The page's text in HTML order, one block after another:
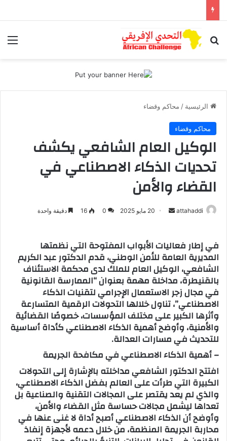
بحث عن
الرئيسية / محاكم وقضاء
محاكم وقضاء
الوكيل العام الشافعي يكشف
تحديات الذكاء الاصطناعي في
القضاء والأمن
attahaddi
ل
ب
ر
ي
د
ا
إ
ل
ت
ر
و
ي
ا
20 مايو 2025 0
16 دقيقة واحدة
في إطار فعاليات الأبواب المفتوحة التي نظمتها
المديرية العامة للأمن الوطني، قدم الدكتور عبد الكريم
الشافعي، الوكيل العام للملك لدى محكمة الاستئناف
بالقنيطرة، مداخلة مهمة بعنوان “الممارسة القانونية
في مجال زجر الاستعمال الإجرامي لتقنيات الذكاء
الاصطناعي”، تناول خلالها التحولات الرقمية المتسارعة
وأثرها الكبير على مختلف المؤسسات، خصوصًا القضائية
والأمنية، وأوضح أهمية الذكاء الاصطناعي كأداة أساسية
للتحديث في مسارات العدالة.
– أهمية الذكاء الاصطناعي في مكافحة الجريمة
افتتح الدكتور الشافعي مداخلته بالإشارة إلى التحولات
الكبيرة التي طرأت على العالم بفضل الذكاء الاصطناعي،
والذي لم يعد يقتصر على المجالات التقنية والصناعية بل
تعداها ليشمل مجالات حساسة مثل القضاء والأمن،
وأوضح أن الذكاء الاصطناعي أصبح أداة لا غنى عنها في
محاربة الجريمة المنظمة، من خلال دعمه لأجهزة إنفاذ